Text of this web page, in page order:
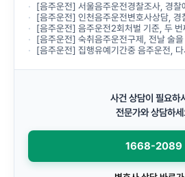
[음주운전] 서울음주운전경찰조사, 경찰에서 출석하라고 연락
[음주운전] 인천음주운전변호사상담, 경찰조사를
[음주운전] 음주운전2회처벌 기준, 두 번째 적
[음주운전] 숙취음주운전구제, 전날 술을 마시고 잠까지 잤
[음주운전] 집행유예기간중 음주운전, 다시 적발
사건 상담이 필요하
전문가와 상담하
1668-2089